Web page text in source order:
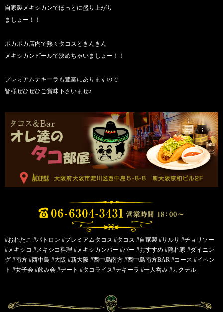
自家製メキシカンでほっとに盛り上がり
ましょー！！
ポカポカ店内で熱々タコスときんきん
メキシカンビールで決めちゃいましょー！！
プレミアムテキーラも豊富にありますので
皆様ぜひぜひご賞味下さいませ♪
#おれたこ #パトロン #プレミアムタコス #タコス #自家製 #サルサ #チョリソー
#メキシコ #メキシコ料理 #メキシカンバー #バー #おすすめ #隠れ家 #ダイニン
グ #南方 #西中島 #大阪 #新大阪 #西中島南方 #西中島南方BAR #コース #イベン
ト #女子会 #飲み会 #デート #タコライス#テキーラ #一人呑み #カクテル